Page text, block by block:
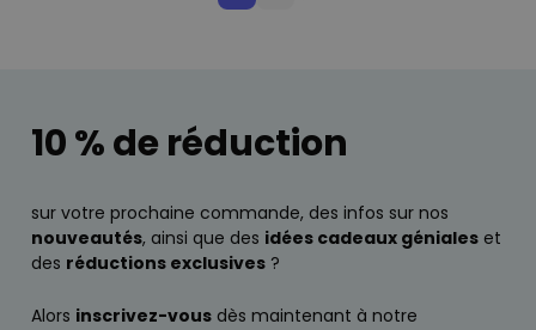
10 % de réduction
sur votre prochaine commande, des infos sur nos
nouveautés, ainsi que des idées cadeaux géniales et
des réductions exclusives ?
Alors inscrivez-vous dès maintenant à notre